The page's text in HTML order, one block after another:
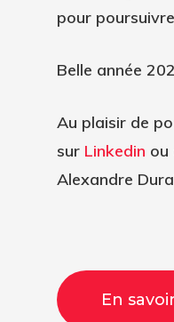
pour
Belle année
Au plaisir de
sur Linkedin ou
Alexandre
En